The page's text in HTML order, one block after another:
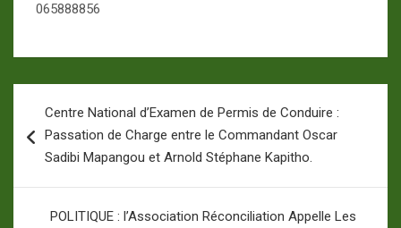
065888856
de
l’article
Centre National d’Examen de Permis de Conduire :
Passation de Charge entre le Commandant Oscar
Sadibi Mapangou et Arnold Stéphane Kapitho.
POLITIQUE : l’Association Réconciliation Appelle Les